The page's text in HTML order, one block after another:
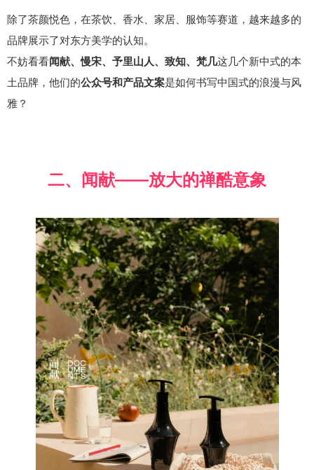
除了茶颜悦色，在茶饮、香水、家居、服饰等赛道，越来越多的
品牌展示了对东方美学的认知。
不妨看看闻献、慢宋、予里山人、致知、梵几这几个新中式的本
土品牌，他们的公众号和产品文案是如何书写中国式的浪漫与风
雅？
二、闻献——放大的禅酷意象